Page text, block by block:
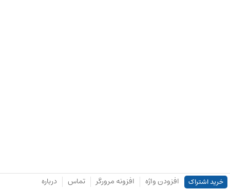
خرید اشتراک افزودن واژه افزونه مرورگر تماس درباره